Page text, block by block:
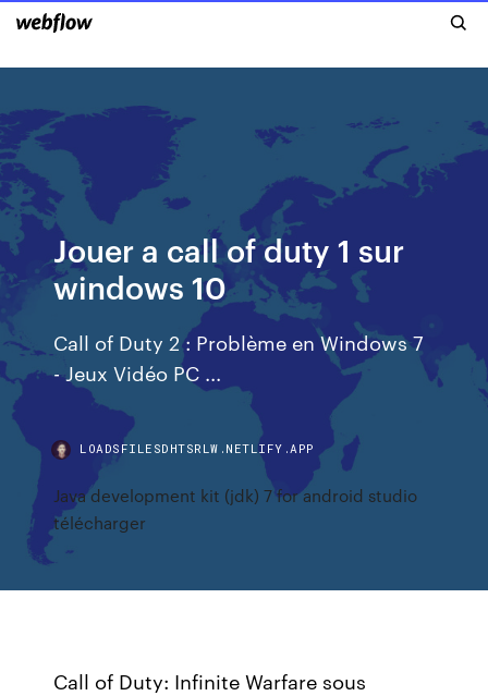
Jouer a call of duty 1 sur
windows 10
Call of Duty 2 : Problème en Windows 7
- Jeux Vidéo PC ...
LOADSFILESDHTSRLW.NETLIFY.APP
Java development kit (jdk) 7 for android studio
télécharger
Call of Duty: Infinite Warfare sous